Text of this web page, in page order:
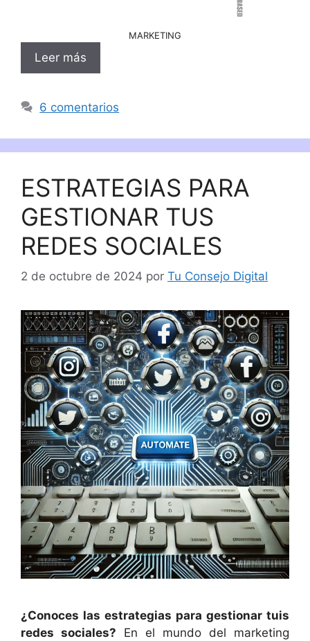
MARKETING
Leer más
6 comentarios
ESTRATEGIAS PARA
GESTIONAR TUS
REDES SOCIALES
2 de octubre de 2024 por Tu Consejo Digital
¿Conoces las estrategias para gestionar tuis
redes sociales? En el mundo del marketing